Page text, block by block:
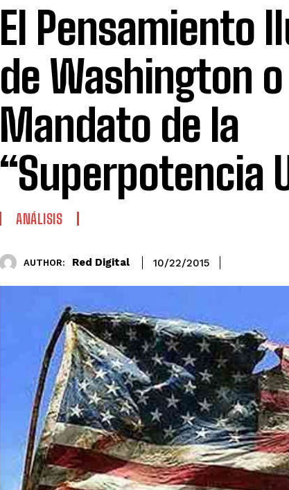
El Pensamiento
de Washington
Mandato de la
“Superpotencia
ANÁLISIS
AUTHOR: Red Digital 10/22/2015